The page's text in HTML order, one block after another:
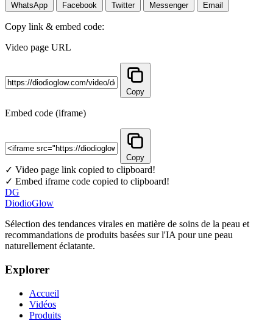
WhatsApp Facebook Twitter Messenger Email
Copy link & embed code:
Video page URL
Copy
Embed code (iframe)
Copy
✓ Video page link copied to clipboard!
✓ Embed iframe code copied to clipboard!
DG
DiodioGlow
Sélection des tendances virales en matière de soins de la peau et
recommandations de produits basées sur l'IA pour une peau
naturellement éclatante.
Explorer
Accueil
Vidéos
Produits